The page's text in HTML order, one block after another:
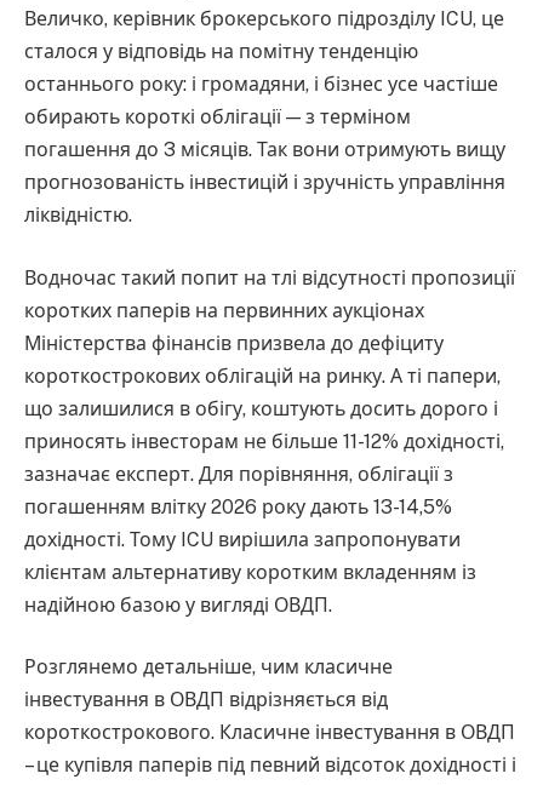
Величко, керівник брокерського підрозділу ICU, це
сталося у відповідь на помітну тенденцію
останнього року: і громадяни, і бізнес усе частіше
обирають короткі облігації — з терміном
погашення до 3 місяців. Так вони отримують вищу
прогнозованість інвестицій і зручність управління
ліквідністю.
Водночас такий попит на тлі відсутності пропозиції
коротких паперів на первинних аукціонах
Міністерства фінансів призвела до дефіциту
короткострокових облігацій на ринку. А ті папери,
що залишилися в обігу, коштують досить дорого і
приносять інвесторам не більше 11-12% дохідності,
зазначає експерт. Для порівняння, облігації з
погашенням влітку 2026 року дають 13-14,5%
дохідності. Тому ICU вирішила запропонувати
клієнтам альтернативу коротким вкладенням із
надійною базою у вигляді ОВДП.
Розглянемо детальніше, чим класичне
інвестування в ОВДП відрізняється від
короткострокового. Класичне інвестування в ОВДП
– це купівля паперів під певний відсоток дохідності і